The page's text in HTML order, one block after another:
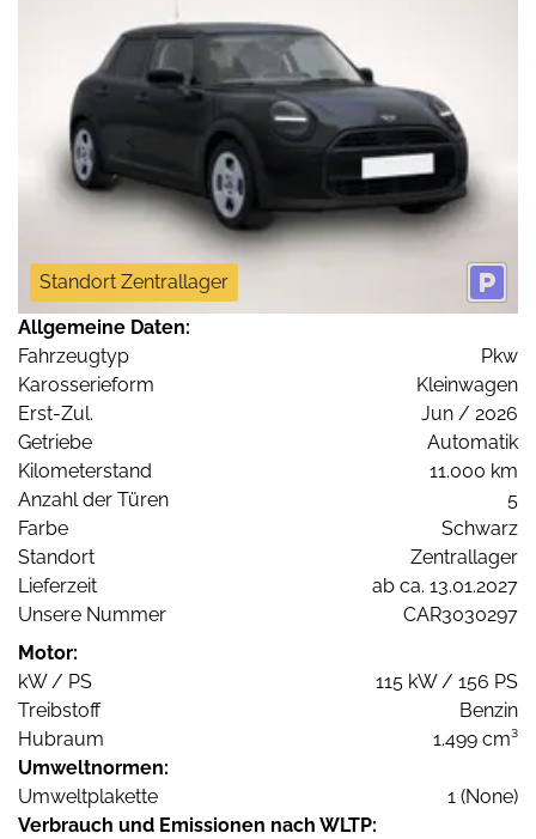
Standort Zentrallager
Allgemeine Daten:
Fahrzeugtyp
Pkw
Karosserieform
Kleinwagen
Erst-Zul.
Jun / 2026
Getriebe
Automatik
Kilometerstand
11.000 km
Anzahl der Türen
5
Farbe
Schwarz
Standort
Zentrallager
Lieferzeit
ab ca. 13.01.2027
Unsere Nummer
CAR3030297
Motor:
kW / PS
115 kW / 156 PS
Treibstoff
Benzin
Hubraum
1.499 cm³
Umweltnormen:
Umweltplakette
1 (None)
Verbrauch und Emissionen nach WLTP: